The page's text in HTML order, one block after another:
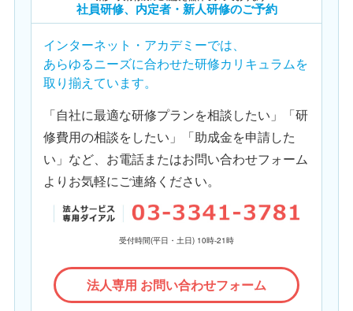
社員研修、内定者・新人研修のご予約
インターネット・アカデミーでは、
あらゆるニーズに合わせた研修カリキュラムを
取り揃えています。
「自社に最適な研修プランを相談したい」「研
修費用の相談をしたい」「助成金を申請した
い」など、お電話またはお問い合わせフォーム
よりお気軽にご連絡ください。
受付時間(平日・土日) 10時-21時
法人専用 お問い合わせフォーム